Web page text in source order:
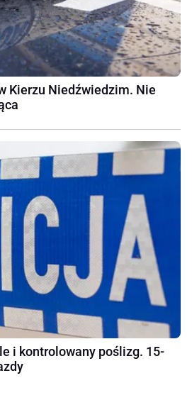
Kierzu Niedźwiedzim. Nie
i kontrolowany poślizg. 15-